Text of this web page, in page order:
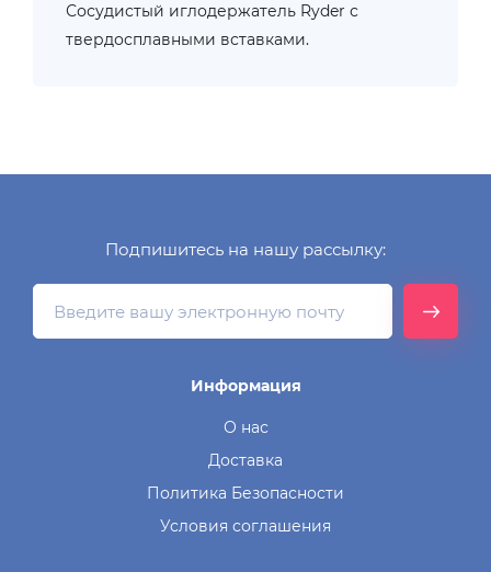
Сосудистый иглодержатель Ryder с
твердосплавными вставками.
Подпишитесь на нашу рассылку:
Информация
О нас
Доставка
Политика Безопасности
Условия соглашения